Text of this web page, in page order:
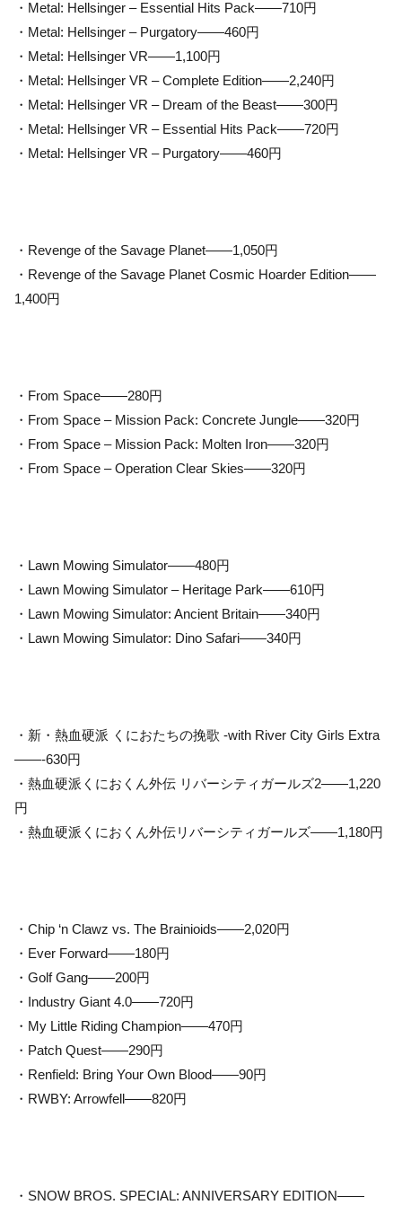
・Metal: Hellsinger – Essential Hits Pack——710円
・Metal: Hellsinger – Purgatory——460円
・Metal: Hellsinger VR——1,100円
・Metal: Hellsinger VR – Complete Edition——2,240円
・Metal: Hellsinger VR – Dream of the Beast——300円
・Metal: Hellsinger VR – Essential Hits Pack——720円
・Metal: Hellsinger VR – Purgatory——460円
・Revenge of the Savage Planet——1,050円
・Revenge of the Savage Planet Cosmic Hoarder Edition——
1,400円
・From Space——280円
・From Space – Mission Pack: Concrete Jungle——320円
・From Space – Mission Pack: Molten Iron——320円
・From Space – Operation Clear Skies——320円
・Lawn Mowing Simulator——480円
・Lawn Mowing Simulator – Heritage Park——610円
・Lawn Mowing Simulator: Ancient Britain——340円
・Lawn Mowing Simulator: Dino Safari——340円
・新・熱血硬派 くにおたちの挽歌 -with River City Girls Extra
——-630円
・熱血硬派くにおくん外伝 リバーシティガールズ2——1,220
円
・熱血硬派くにおくん外伝リバーシティガールズ——1,180円
・Chip ‘n Clawz vs. The Brainioids——2,020円
・Ever Forward——180円
・Golf Gang——200円
・Industry Giant 4.0——720円
・My Little Riding Champion——470円
・Patch Quest——290円
・Renfield: Bring Your Own Blood——90円
・RWBY: Arrowfell——820円
・SNOW BROS. SPECIAL: ANNIVERSARY EDITION——